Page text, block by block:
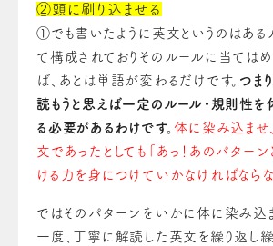
②頭に刷り込ませる
①でも書いたように英文というのはある
て構成されておりそのルールに当ては
ば、あとは単語が変わるだけです。 つま
読もうと思えば一定のルール・規則性
る必要があるわけです。体に染み込ませ
文であったとしても「あっ！あのパターン
ける力を身につけていかなければならな
ではそのパターンをいかに体に染み込
一度、丁寧に解読した英文を繰り返し繰